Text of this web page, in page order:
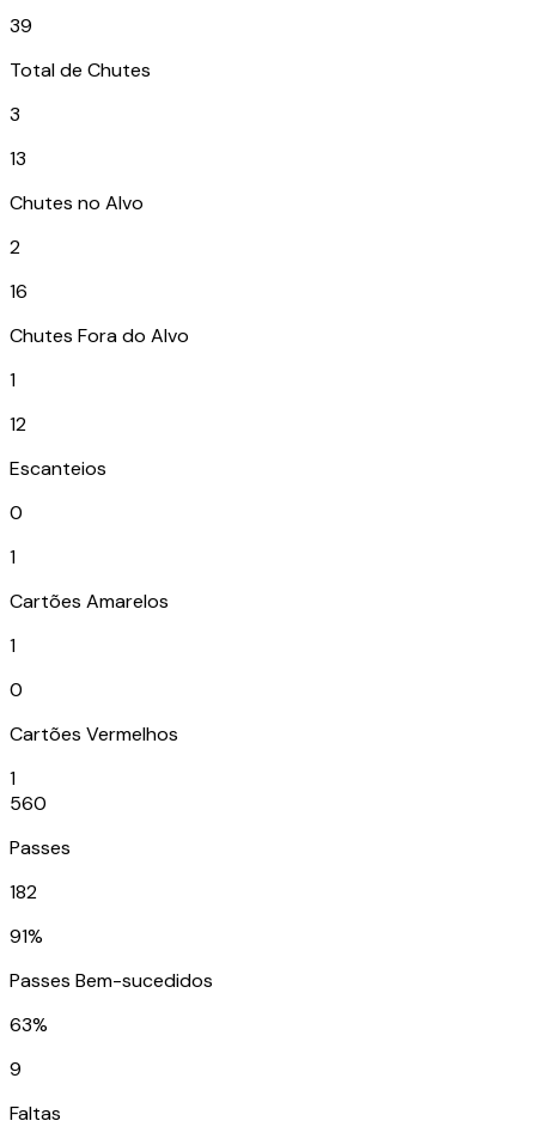
39
Total de Chutes
3
13
Chutes no Alvo
2
16
Chutes Fora do Alvo
1
12
Escanteios
0
1
Cartões Amarelos
1
0
Cartões Vermelhos
1
560
Passes
182
91%
Passes Bem-sucedidos
63%
9
Faltas